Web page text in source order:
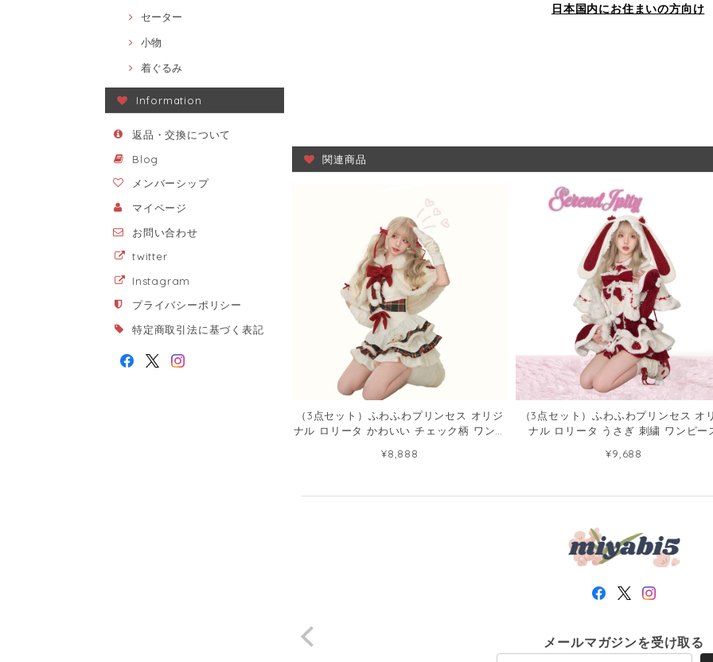
セーター
小物
着ぐるみ
Information
返品・交換について
Blog
メンバーシップ
マイページ
お問い合わせ
twitter
Instagram
プライバシーポリシー
特定商取引法に基づく表記
日本国内にお住まいの方向け
関連商品
（3点セット）ふわふわプリンセス オリジ
ナル ロリータ かわいい チェック柄 ワンピ
¥8,888
（3点セット）ふわふわプリンセス オ
ナル ロリータ うさぎ 刺繍 ワンピー
¥9,688
メールマガジンを受け取る